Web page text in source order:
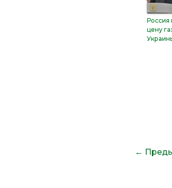
Россия
цену
←